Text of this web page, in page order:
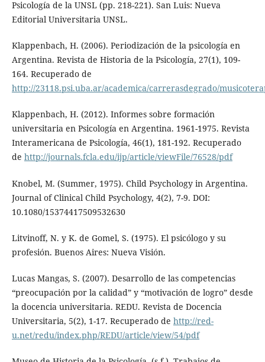
Psicología de la UNSL (pp. 218-221). San Luis: Nueva
Editorial Universitaria UNSL.
Klappenbach, H. (2006). Periodización de la psicología en
Argentina. Revista de Historia de la Psicología, 27(1), 109-
164. Recuperado de
http://23118.psi.uba.ar/academica/carrerasdegrado/
Klappenbach, H. (2012). Informes sobre formación
universitaria en Psicología en Argentina. 1961-1975. Revista
Interamericana de Psicología, 46(1), 181-192. Recuperado
de http://journals.fcla.edu/ijp/article/viewFile/76528/pdf
Knobel, M. (Summer, 1975). Child Psychology in Argentina.
Journal of Clinical Child Psychology, 4(2), 7-9. DOI:
10.1080/15374417509532630
Litvinoff, N. y K. de Gomel, S. (1975). El psicólogo y su
profesión. Buenos Aires: Nueva Visión.
Lucas Mangas, S. (2007). Desarrollo de las competencias
“preocupación por la calidad” y “motivación de logro” desde
la docencia universitaria. REDU. Revista de Docencia
Universitaria, 5(2), 1-17. Recuperado de http://red-
u.net/redu/index.php/REDU/article/view/54/pdf